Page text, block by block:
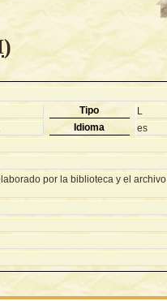
)
Tipo
L
Idioma
es
por la biblioteca y el archivo